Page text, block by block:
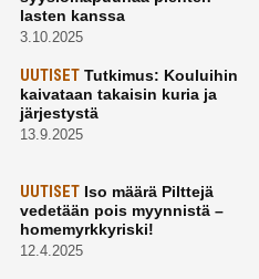
lasten kanssa
3.10.2025
UUTISETTutkimus: Kouluihin
kaivataan takaisin kuria ja
järjestystä
13.9.2025
UUTISETIso määrä Pilttejä
vedetään pois myynnistä –
homemyrkkyriski!
12.4.2025